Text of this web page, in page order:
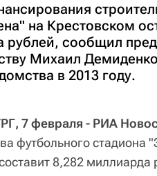
на Крестовском
рублей, сообщил
Михаил
в 2013 году.
7 февраля - РИА
футбольного стадиона
8,282